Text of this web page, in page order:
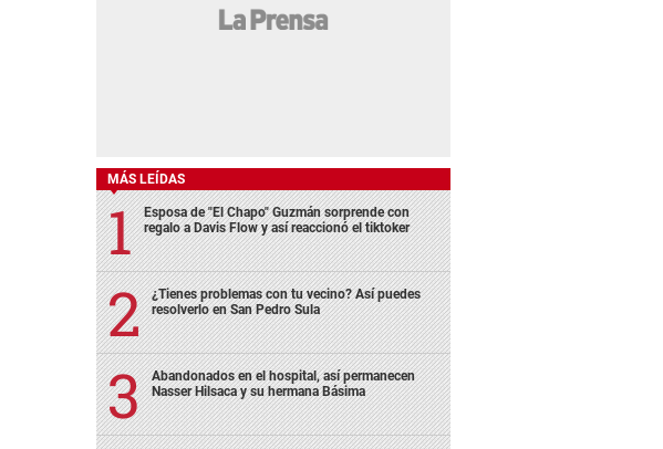
MÁS LEÍDAS
Esposa de "El Chapo" Guzmán sorprende con
regalo a Davis Flow y así reaccionó el tiktoker
¿Tienes problemas con tu vecino? Así puedes
resolverlo en San Pedro Sula
Abandonados en el hospital, así permanecen
Nasser Hilsaca y su hermana Básima